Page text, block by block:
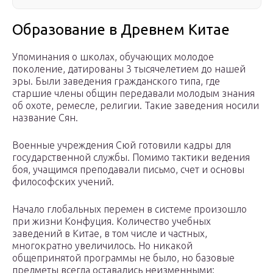
Образование в Древнем Китае
Упоминания о школах, обучающих молодое
поколение, датированы 3 тысячелетием до нашей
эры. Были заведения гражданского типа, где
старшие члены общин передавали молодым знания
об охоте, ремесле, религии. Такие заведения носили
название Сян.
Военные учреждения Сюй готовили кадры для
государственной службы. Помимо тактики ведения
боя, учащимся преподавали письмо, счет и основы
философских учений.
Начало глобальных перемен в системе произошло
при жизни Конфуция. Количество учебных
заведений в Китае, в том числе и частных,
многократно увеличилось. Но никакой
общепринятой программы не было, но базовые
предметы всегда оставались неизменными: